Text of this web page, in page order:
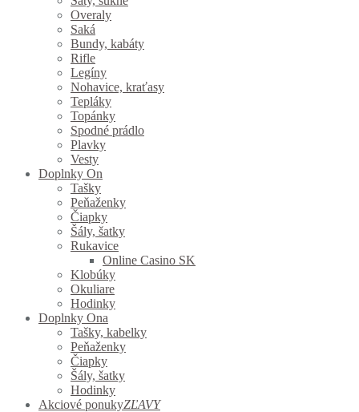
Overaly
Saká
Bundy, kabáty
Rifle
Legíny
Nohavice, kraťasy
Tepláky
Topánky
Spodné prádlo
Plavky
Vesty
Doplnky On
Tašky
Peňaženky
Čiapky
Šály, šatky
Rukavice
Online Casino SK
Klobúky
Okuliare
Hodinky
Doplnky Ona
Tašky, kabelky
Peňaženky
Čiapky
Šály, šatky
Hodinky
Akciové ponukyZĽAVY